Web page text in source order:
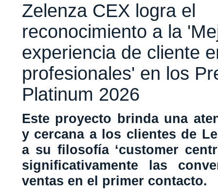
Zelenza CEX logra el
reconocimiento a la
experiencia de cliente
profesionales' en los
Platinum 2026
Este proyecto brinda una
y cercana a los clientes de
a su filosofía ‘customer
significativamente las
ventas en el primer contacto.